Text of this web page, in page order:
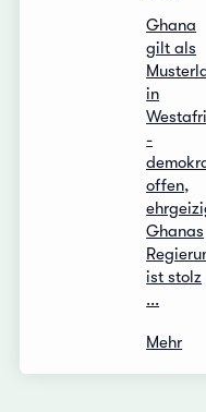
Ghana
gilt als
in
-
offen,
Ghanas
ist stolz
...
Mehr